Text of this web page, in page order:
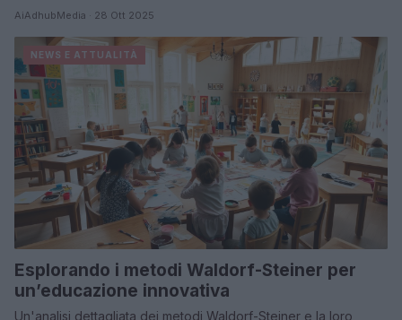
AiAdhubMedia · 28 Ott 2025
NEWS E ATTUALITÀ
Esplorando i metodi Waldorf-Steiner per
un’educazione innovativa
Un'analisi dettagliata dei metodi Waldorf-Steiner e la loro